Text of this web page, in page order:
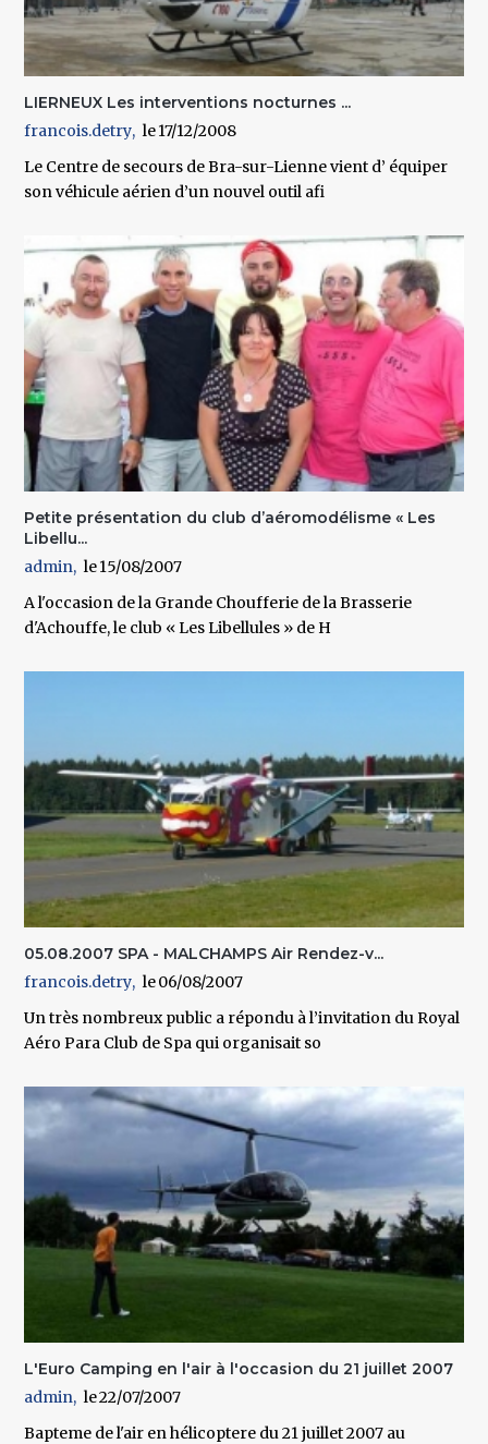
LIERNEUX Les interventions nocturnes ...
francois.detry
17/12/2008
Le Centre de secours de Bra-sur-Lienne vient d’ équiper
son véhicule aérien d’un nouvel outil afi
Petite présentation du club d’aéromodélisme « Les
Libellu...
admin
15/08/2007
A l'occasion de la Grande Choufferie de la Brasserie
d'Achouffe, le club « Les Libellules » de H
05.08.2007 SPA - MALCHAMPS Air Rendez-v...
francois.detry
06/08/2007
Un très nombreux public a répondu à l’invitation du Royal
Aéro Para Club de Spa qui organisait so
L'Euro Camping en l'air à l'occasion du 21 juillet 2007
admin
22/07/2007
Bapteme de l'air en hélicoptere du 21 juillet 2007 au